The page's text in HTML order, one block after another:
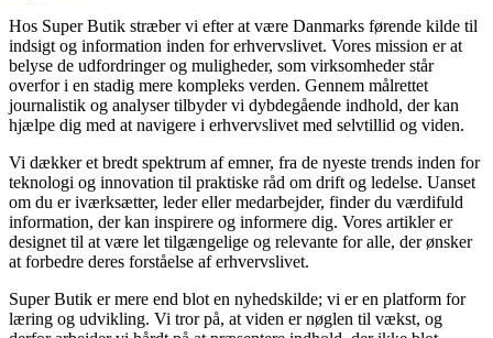
Hos Super Butik stræber vi efter at være Danmarks førende kilde til
indsigt og information inden for erhvervslivet. Vores mission er at
belyse de udfordringer og muligheder, som virksomheder står
overfor i en stadig mere kompleks verden. Gennem målrettet
journalistik og analyser tilbyder vi dybdegående indhold, der kan
hjælpe dig med at navigere i erhvervslivet med selvtillid og viden.
Vi dækker et bredt spektrum af emner, fra de nyeste trends inden for
teknologi og innovation til praktiske råd om drift og ledelse. Uanset
om du er iværksætter, leder eller medarbejder, finder du værdifuld
information, der kan inspirere og informere dig. Vores artikler er
designet til at være let tilgængelige og relevante for alle, der ønsker
at forbedre deres forståelse af erhvervslivet.
Super Butik er mere end blot en nyhedskilde; vi er en platform for
læring og udvikling. Vi tror på, at viden er nøglen til vækst, og